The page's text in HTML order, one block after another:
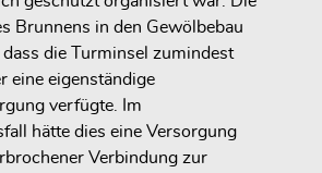
Brunnens in den Gewölbebau
die Turminsel zumindest
eine eigenständige
verfügte. Im
hätte dies eine Versorgung
Verbindung zur